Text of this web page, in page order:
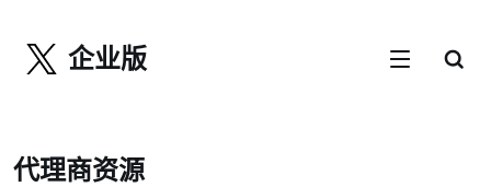
企业版
代理商资源